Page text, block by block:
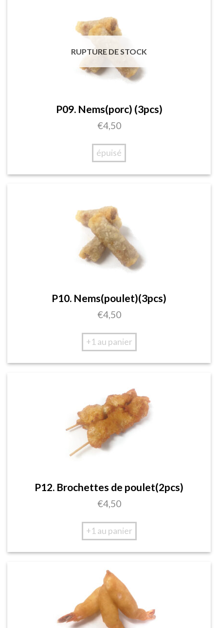
RUPTURE DE STOCK
P09. Nems(porc) (3pcs)
€4,50
épuisé
P10. Nems(poulet)(3pcs)
€4,50
+1 au panier
P12. Brochettes de poulet(2pcs)
€4,50
+1 au panier